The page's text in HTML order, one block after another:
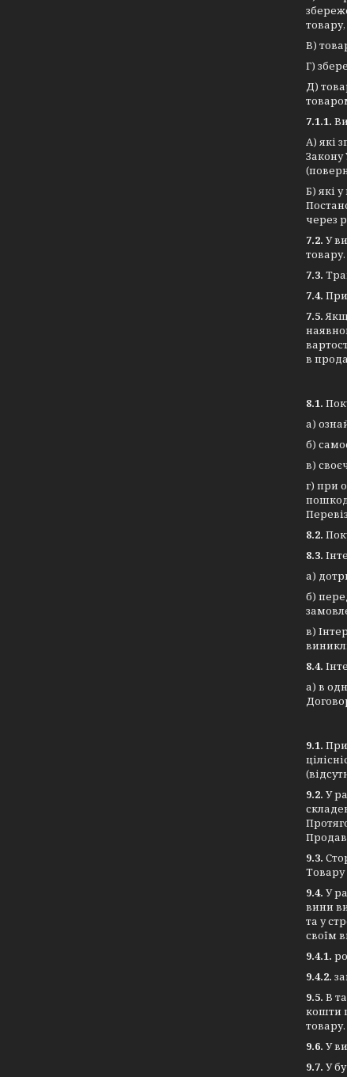
В)
Г)
Д)
7.1.1.
А) які
Закону
Б) які
через
7.2. У
товару.
7.3.
7.4. При
7.5.
в
8.1.
а)
б)
в)
г) при
8.2.
8.3.
а)
б)
в)
8.4.
а) в
9.1.
9.2. У
9.3.
Товару
9.4. У
вини
та у
своїм
9.4.1.
9.4.2.
9.5. В
кошти
товару.
9.6. У
9.7. У